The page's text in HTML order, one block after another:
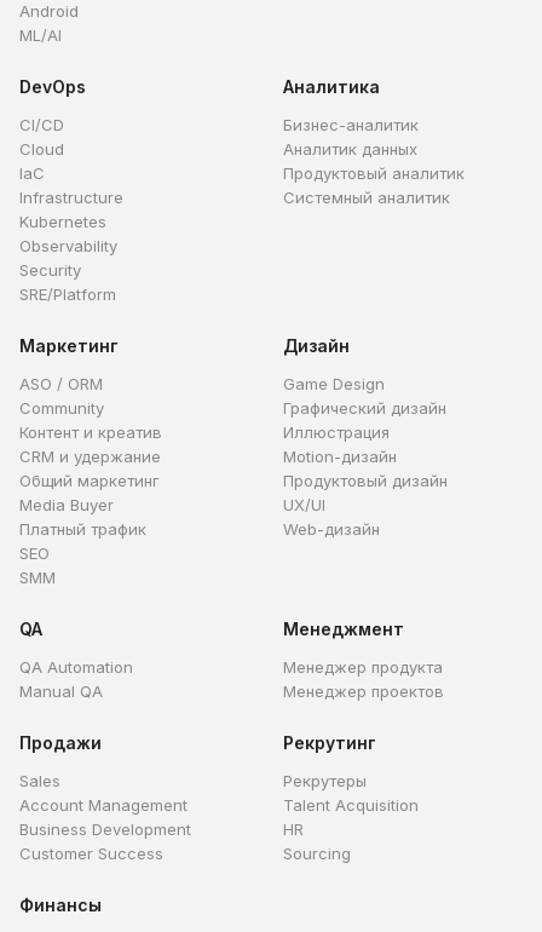
Android
ML/AI
DevOps
CI/CD
Cloud
IaC
Infrastructure
Kubernetes
Observability
Security
SRE/Platform
Аналитика
Бизнес-аналитик
Аналитик данных
Продуктовый аналитик
Системный аналитик
Маркетинг
ASO / ORM
Community
Контент и креатив
CRM и удержание
Общий маркетинг
Media Buyer
Платный трафик
SEO
SMM
Дизайн
Game Design
Графический дизайн
Иллюстрация
Motion-дизайн
Продуктовый дизайн
UX/UI
Web-дизайн
QA
QA Automation
Manual QA
Менеджмент
Менеджер продукта
Менеджер проектов
Продажи
Sales
Account Management
Business Development
Customer Success
Рекрутинг
Рекрутеры
Talent Acquisition
HR
Sourcing
Финансы